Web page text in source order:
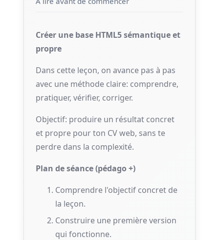
Créer une base HTML5 sémantique et
propre
Dans cette leçon, on avance pas à pas
avec une méthode claire: comprendre,
pratiquer, vérifier, corriger.
Objectif: produire un résultat concret
et propre pour ton CV web, sans te
perdre dans la complexité.
Plan de séance (pédago +)
Comprendre l'objectif concret de
la leçon.
Construire une première version
qui fonctionne.